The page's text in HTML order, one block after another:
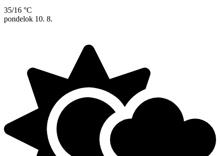
35/16 °C
pondelok 10. 8.